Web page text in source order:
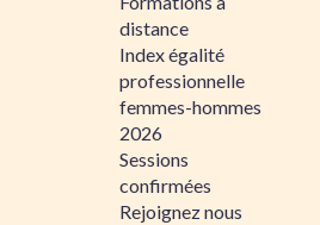
distance
Index égalité
professionnelle
femmes-hommes
2026
Sessions
confirmées
Rejoignez nous